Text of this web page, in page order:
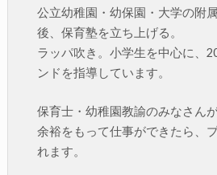
公立幼稚園・幼保園・大学の附
後、保育塾を立ち上げる。
ラッパ吹き。小学生を中心に、
ンドを指導しています。
保育士・幼稚園教諭のみなさん
余裕をもって仕事ができたら、
れます。